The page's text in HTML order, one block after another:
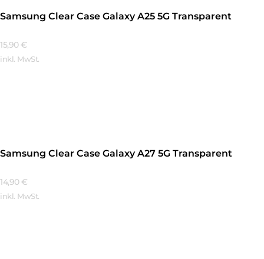
Samsung Clear Case Galaxy A25 5G Transparent
15,90 €
inkl. MwSt.
Samsung Clear Case Galaxy A27 5G Transparent
14,90 €
inkl. MwSt.